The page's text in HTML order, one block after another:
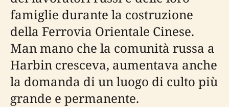
famiglie durante la costruzione
della Ferrovia Orientale Cinese.
Man mano che la comunità russa a
Harbin cresceva, aumentava anche
la domanda di un luogo di culto più
grande e permanente.